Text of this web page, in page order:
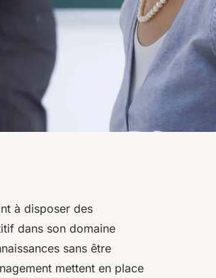
à disposer des
dans son domaine
sans être
mettent en place